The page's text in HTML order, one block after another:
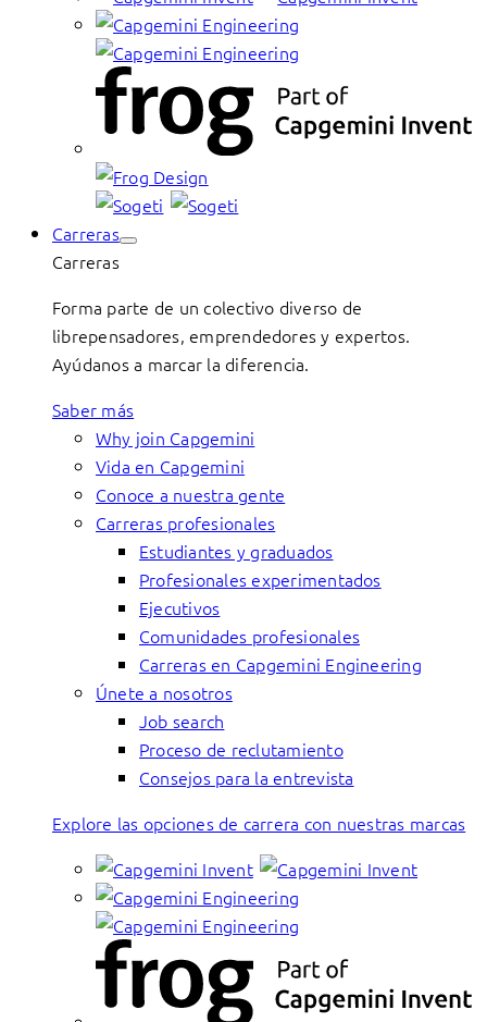
Carreras
Carreras
Forma parte de un colectivo diverso de
librepensadores, emprendedores y expertos.
Ayúdanos a marcar la diferencia.
Saber más
Why join Capgemini
Vida en Capgemini
Conoce a nuestra gente
Carreras profesionales
Estudiantes y graduados
Profesionales experimentados
Ejecutivos
Comunidades profesionales
Carreras en Capgemini Engineering
Únete a nosotros
Job search
Proceso de reclutamiento
Consejos para la entrevista
Explore las opciones de carrera con nuestras marcas